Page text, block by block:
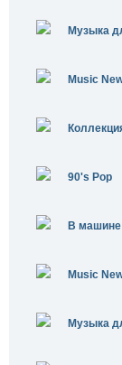
Музыка
Music
90's Pop
В машине
Music
Музыка